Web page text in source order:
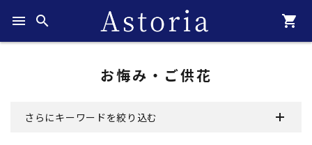
menu search shopping_cart
お悔み・ご供花
さらにキーワードを絞り込む